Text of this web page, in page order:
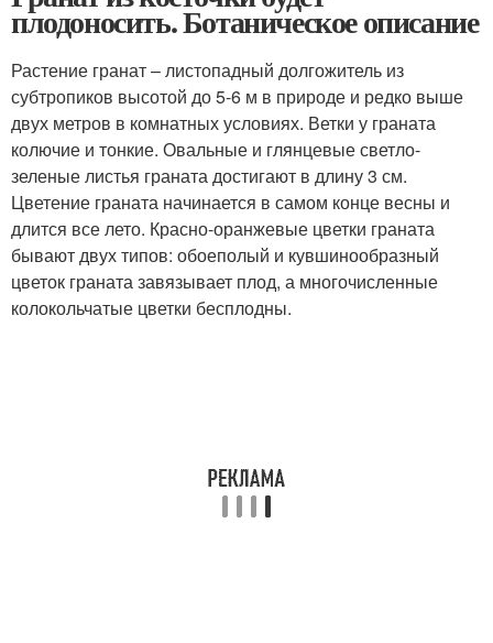
плодоносить. Ботаническое описание
Растение гранат – листопадный долгожитель из
субтропиков высотой до 5-6 м в природе и редко выше
двух метров в комнатных условиях. Ветки у граната
колючие и тонкие. Овальные и глянцевые светло-
зеленые листья граната достигают в длину 3 см.
Цветение граната начинается в самом конце весны и
длится все лето. Красно-оранжевые цветки граната
бывают двух типов: обоеполый и кувшинообразный
цветок граната завязывает плод, а многочисленные
колокольчатые цветки бесплодны.